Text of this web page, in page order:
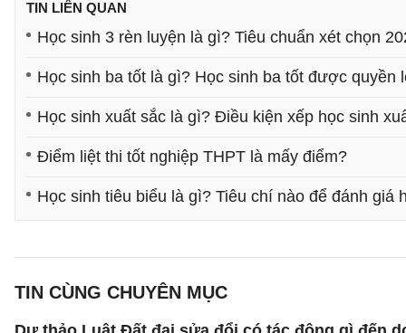
TIN LIÊN QUAN
Học sinh 3 rèn luyện là gì? Tiêu chuẩn xét chọn
Học sinh ba tốt là gì? Học sinh ba tốt được quyền
Học sinh xuất sắc là gì? Điều kiện xếp học sinh
Điểm liệt thi tốt nghiệp THPT là mấy điểm?
Học sinh tiêu biểu là gì? Tiêu chí nào để đánh giá
TIN CÙNG CHUYÊN MỤC